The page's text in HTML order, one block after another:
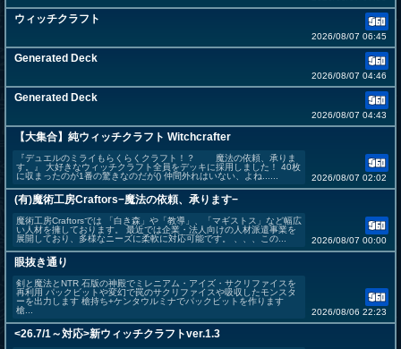
ウィッチクラフト
2026/08/07 06:45
Generated Deck
2026/08/07 04:46
Generated Deck
2026/08/07 04:43
【大集合】純ウィッチクラフト Witchcrafter
『デュエルのミライもらくらくクラフト！？ 魔法の依頼、承りま
す。』 大好きなウィッチクラフト全員をデッキに採用しました！ 40枚
に収まったのが1番の驚きなのだが() 仲間外れはいない、よね......
2026/08/07 02:02
(有)魔術工房Craftors−魔法の依頼、承ります−
魔術工房Craftorsでは 「白き森」や「教導」、「マギストス」など幅広
い人材を擁しております。 最近では企業・法人向けの人材派遣事業を
展開しており、多様なニーズに柔軟に対応可能です。 、、、この...
2026/08/07 00:00
眼抜き通り
剣と魔法とNTR 石版の神殿でミレニアム・アイズ・サクリファイスを
再利用 パックビットや変幻で罠のサクリファイスや吸収したモンスタ
ーを出力します 槍持ち+ケンタウルミナでパックビットを作ります
槍...
2026/08/06 22:23
<26.7/1～対応>新ウィッチクラフトver.1.3